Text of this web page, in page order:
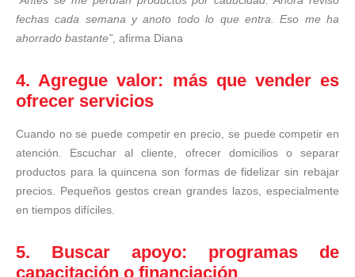
fechas cada semana y anoto todo lo que entra. Eso me ha
ahorrado bastante” , afirma Diana
4. Agregue valor: más que vender es
ofrecer servicios
Cuando no se puede competir en precio, se puede competir en
atención. Escuchar al cliente, ofrecer domicilios o separar
productos para la quincena son formas de fidelizar sin rebajar
precios. Pequeños gestos crean grandes lazos, especialmente
en tiempos difíciles.
5. Buscar apoyo: programas de
capacitación o financiación